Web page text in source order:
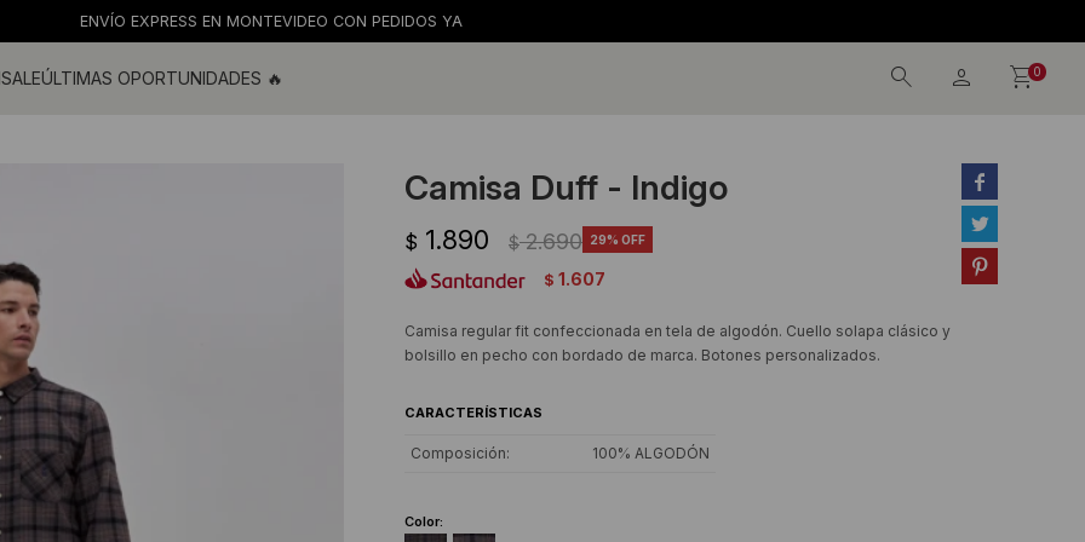
ENVÍO EXPRESS EN MONTEVIDEO CON PEDIDOS YA
baño
SALEÚLTIMAS OPORTUNIDADES 🔥 0
Camisa Duff - Indigo
$ 1.890 $ 2.690 29
$ 1.607
Camisa regular fit confeccionada en tela de algodón. Cuello solapa clásico y
bolsillo en pecho con bordado de marca. Botones personalizados.
CARACTERÍSTICAS
Composición 100% ALGODÓN
Color:


